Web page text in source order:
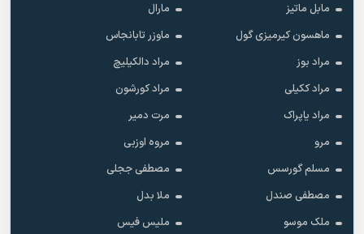
مابل ماتیز
مارال
ماهسون کیرمیزی گول
ماوزر تابانجاس
مراد بوز
مراد دالکیلیچ
مراد ککیلی
مراد کورشون
مراد یاپراک
مرت دمیر
مرو
مروه اوزبی
مسلم گورسس
مصطفی ججلی
مصطفی صندل
ملا بدل
ملک موسو
ملیس فیس